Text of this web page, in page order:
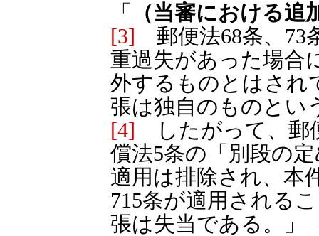
「
（当審における
[3] 郵便法68条、73
重過失があった場合
外するものとはされ
張は独自のものとい
[4] したがって、郵
償法5条の「別段の
適用は排除され、本
715条が適用される
張は失当である。」